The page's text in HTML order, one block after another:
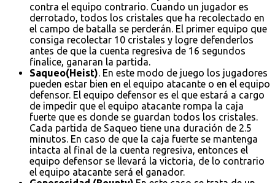
contra el equipo contrario. Cuando un jugador es
derrotado, todos los cristales que ha recolectado en
el campo de batalla se perderán. El primer equipo que
consiga recolectar 10 cristales y logre defenderlos
antes de que la cuenta regresiva de 16 segundos
finalice, ganaran la partida.
Saqueo(Heist). En este modo de juego los jugadores
pueden estar bien en el equipo atacante o en el equipo
defensor. El equipo defensor es el que estará a cargo
de impedir que el equipo atacante rompa la caja
fuerte que es donde se guardan todos los cristales.
Cada partida de Saqueo tiene una duración de 2.5
minutos. En caso de que la caja fuerte se mantenga
intacta al final de la cuenta regresiva, entonces el
equipo defensor se llevará la victoria, de lo contrario
el equipo atacante será el ganador.